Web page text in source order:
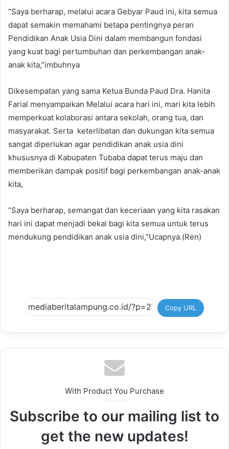
“Saya berharap, melalui acara Gebyar Paud ini, kita semua
dapat semakin memahami betapa pentingnya peran
Pendidikan Anak Usia Dini dalam membangun fondasi
yang kuat bagi pertumbuhan dan perkembangan anak-
anak kita,”imbuhnya
Dikesempatan yang sama Ketua Bunda Paud Dra. Hanita
Farial menyampaikan Melalui acara hari ini, mari kita lebih
memperkuat kolaborasi antara sekolah, orang tua, dan
masyarakat. Serta keterlibatan dan dukungan kita semua
sangat diperlukan agar pendidikan anak usia dini
khususnya di Kabupaten Tubaba dapat terus maju dan
memberikan dampak positif bagi perkembangan anak-anak
kita,
“Saya berharap, semangat dan keceriaan yang kita rasakan
hari ini dapat menjadi bekal bagi kita semua untuk terus
mendukung pendidikan anak usia dini,”Ucapnya.(Ren)
Copy URL
With Product You Purchase
Subscribe to our mailing list to
get the new updates!